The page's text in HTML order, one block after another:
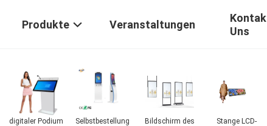
Produkte Veranstaltungen
Uns
Transparenter
LED-
Miet-LED-
Touch Screen